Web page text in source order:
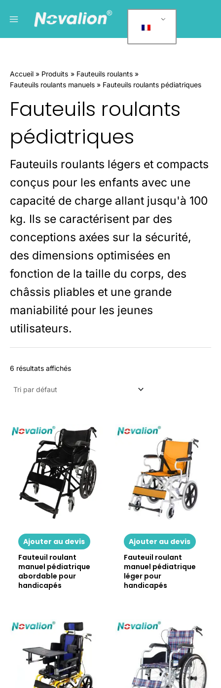
principal
a
o
r
e
d
e
r
o
d
i
t
s
Accueil Produits
Fauteuils roulants
Fauteuils roulants manuels
Fauteuils roulants pédiatriques
Fauteuils roulants
pédiatriques
Fauteuils roulants légers et compacts
conçus pour les enfants avec une
capacité de charge allant jusqu'à 100
kg. Ils se caractérisent par des
conceptions axées sur la sécurité,
des dimensions optimisées en
fonction de la taille du corps, des
châssis pliables et une grande
maniabilité pour les jeunes
utilisateurs.
6 résultats affichés
Ajouter au devis
Fauteuil roulant
manuel pédiatrique
abordable pour
handicapés
Ajouter au devis
Fauteuil roulant
manuel pédiatrique
léger pour
handicapés